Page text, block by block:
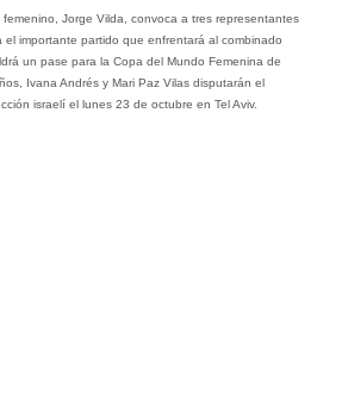
Jorge Vilda, convoca a tres representantes
el importante partido que enfrentará al combinado
un pase para la Copa del Mundo Femenina de
Ivana Andrés y Mari Paz Vilas disputarán el
israelí el lunes 23 de octubre en Tel Aviv.